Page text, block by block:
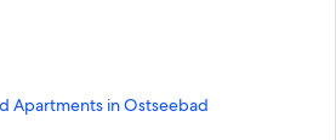
Apartments in Ostseebad